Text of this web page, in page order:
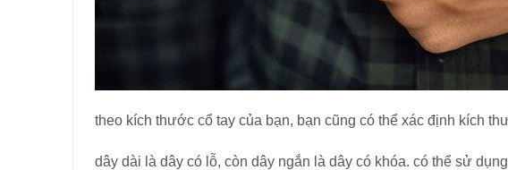
theo kích thước cổ tay của bạn, bạn cũng có thể xác định kích
dây dài là dây có lỗ, còn dây ngắn là dây có khóa. có thể sử